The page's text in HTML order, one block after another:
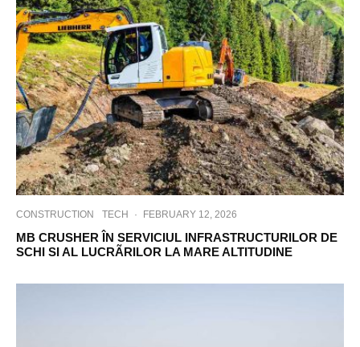
CONSTRUCTION TECH · FEBRUARY 12, 2026
MB CRUSHER ÎN SERVICIUL INFRASTRUCTURILOR DE
SCHI SI AL LUCRÃRILOR LA MARE ALTITUDINE